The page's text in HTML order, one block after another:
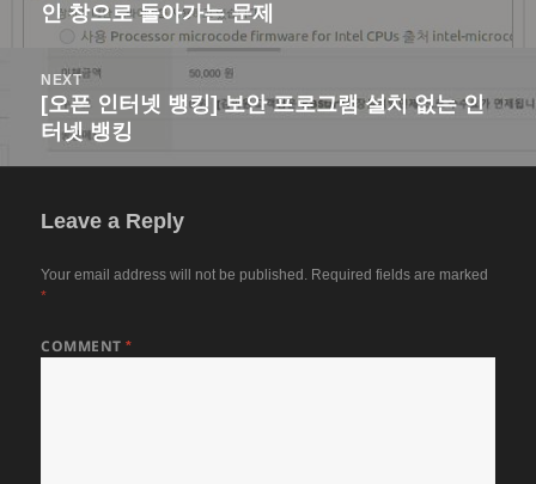
post:
인 창으로 돌아가는 문제
NEXT
Next
post:
[오픈 인터넷 뱅킹] 보안 프로그램 설치 없는 인
터넷 뱅킹
Leave a Reply
Your email address will not be published. Required fields are marked
*
COMMENT*